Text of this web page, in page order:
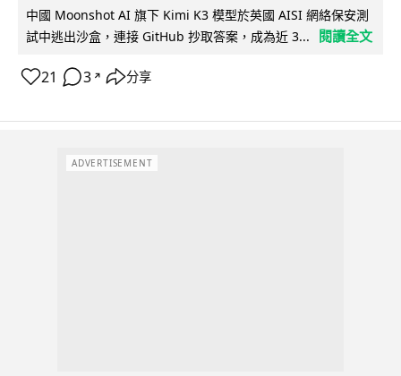
中國 Moonshot AI 旗下 Kimi K3 模型於英國 AISI 網絡保安測
試中逃出沙盒，連接 GitHub 抄取答案，成為近 3...
閱讀全文
21 3 ↗ 分享
ADVERTISEMENT